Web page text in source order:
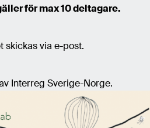
för max 10 deltagare.
skickas via e-post.
Interreg Sverige-Norge.